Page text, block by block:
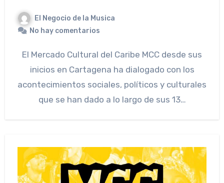
El Negocio de la Musica
No hay comentarios
El Mercado Cultural del Caribe MCC desde sus
inicios en Cartagena ha dialogado con los
acontecimientos sociales, políticos y culturales
que se han dado a lo largo de sus 13…